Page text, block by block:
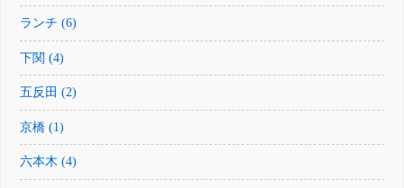
ランチ (6)
下関 (4)
五反田 (2)
京橋 (1)
六本木 (4)